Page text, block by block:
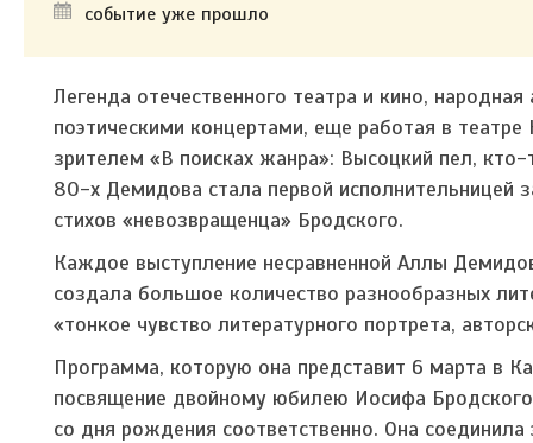
событие уже прошло
Легенда отечественного театра и кино,
поэтическими концертами, еще работая в
зрителем «В поисках жанра»: Высоцкий пел,
80-х Демидова стала первой исполнительницей
стихов «невозвращенца» Бродского.
Каждое выступление несравненной Аллы
создала большое количество разнообразных
«тонкое чувство литературного портрета,
Программа, которую она представит 6 марта в
посвящение двойному юбилею Иосифа
со дня рождения соответственно. Она